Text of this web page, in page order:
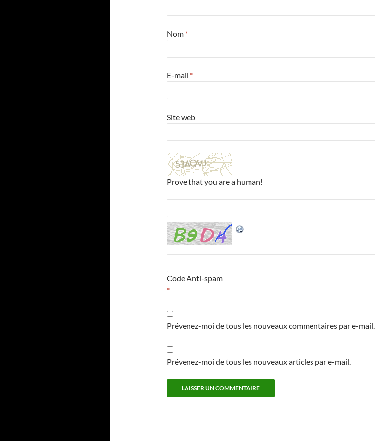
Nom *
E-mail *
Site web
Prove that you are a human!
Code Anti-spam
*
Prévenez-moi de tous les nouveaux commentaires par e-mail.
Prévenez-moi de tous les nouveaux articles par e-mail.